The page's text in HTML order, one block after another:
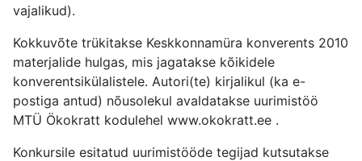
vajalikud).
Kokkuvõte trükitakse Keskkonnamüra konverents 2010
materjalide hulgas, mis jagatakse kõikidele
konverentsikülalistele. Autori(te) kirjalikul (ka e-
postiga antud) nõusolekul avaldatakse uurimistöö
MTÜ Ökokratt kodulehel www.okokratt.ee .
Konkursile esitatud uurimistööde tegijad kutsutakse